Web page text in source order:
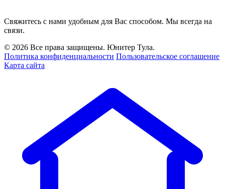
Свяжитесь с нами удобным для Вас способом. Мы всегда на
связи.
© 2026 Все права защищены. Юнитер Тула.
Политика конфиденциальности Пользовательское соглашение
Карта сайта